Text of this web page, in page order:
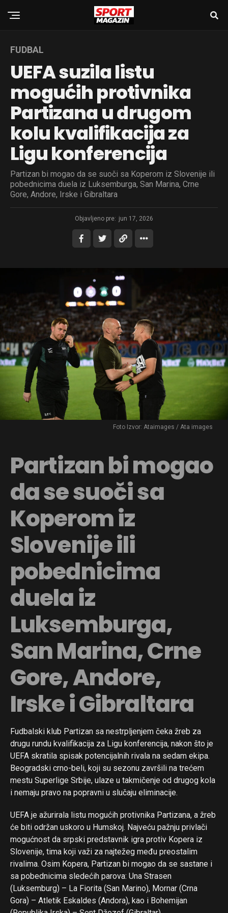
FUDBAL
UEFA suzila listu
mogućih protivnika
Partizana u drugom
kolu kvalifikacija za
Ligu konferencija
Partizan bi mogao da se suoči sa Koperom iz Slovenije ili
pobednicima duela iz Luksemburga, San Marina, Crne
Gore, Andore, Irske i Gibraltara
Objavljeno pre: jun 17, 2026
Foto Izvor: Ataimages / Ata images
Partizan bi mogao
da se suoči sa
Koperom iz
Slovenije ili
pobednicima
duela iz
Luksemburga,
San Marina, Crne
Gore, Andore,
Irske i Gibraltara
Fudbalski klub Partizan sa nestrpljenjem čeka žreb za
drugu rundu kvalifikacija za Ligu konferencija, nakon što je
UEFA skratila spisak potencijalnih rivala na sedam ekipa.
Beogradski crno-beli, koji su sezonu završili na trećem
mestu Superlige Srbije, ulaze u takmičenje od drugog kola
i nemaju pravo na popravni u slučaju eliminacije.
UEFA je ažurirala listu mogućih protivnika Partizana, a žreb
će biti održan uskoro u Humskoj. Najveću pažnju privlači
mogućnost da srpski predstavnik igra protiv Kopera iz
Slovenije, tima koji važi za najtežeg među preostalim
rivalima. Osim Kopera, Partizan bi mogao da se sastane i
sa pobednicima sledećih parova: Una Strasen
(Luksemburg) – La Fiorita (San Marino), Mornar (Crna
Gora) – Atletik Eskaldes (Andora), kao i Bohemijan